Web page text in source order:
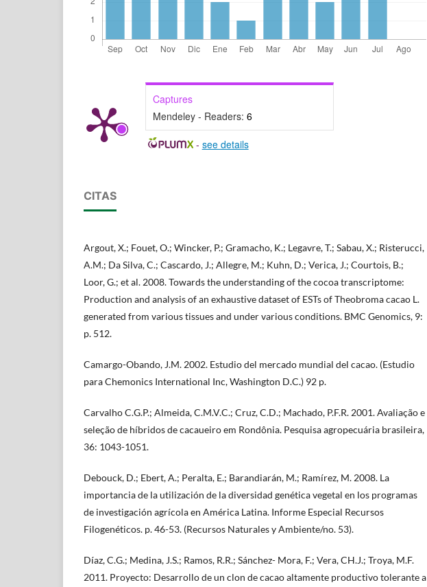
Captures
Mendeley - Readers: 6
- see details
CITAS
Argout, X.; Fouet, O.; Wincker, P.; Gramacho, K.; Legavre, T.; Sabau, X.; Risterucci,
A.M.; Da Silva, C.; Cascardo, J.; Allegre, M.; Kuhn, D.; Verica, J.; Courtois, B.;
Loor, G.; et al. 2008. Towards the understanding of the cocoa transcriptome:
Production and analysis of an exhaustive dataset of ESTs of Theobroma cacao L.
generated from various tissues and under various conditions. BMC Genomics, 9:
p. 512.
Camargo-Obando, J.M. 2002. Estudio del mercado mundial del cacao. (Estudio
para Chemonics International Inc, Washington D.C.) 92 p.
Carvalho C.G.P.; Almeida, C.M.V.C.; Cruz, C.D.; Machado, P.F.R. 2001. Avaliação e
seleção de híbridos de cacaueiro em Rondônia. Pesquisa agropecuária brasileira,
36: 1043-1051.
Debouck, D.; Ebert, A.; Peralta, E.; Barandiarán, M.; Ramírez, M. 2008. La
importancia de la utilización de la diversidad genética vegetal en los programas
de investigación agrícola en América Latina. Informe Especial Recursos
Filogenéticos. p. 46-53. (Recursos Naturales y Ambiente/no. 53).
Díaz, C.G.; Medina, J.S.; Ramos, R.R.; Sánchez- Mora, F.; Vera, CH.J.; Troya, M.F.
2011. Proyecto: Desarrollo de un clon de cacao altamente productivo tolerante a